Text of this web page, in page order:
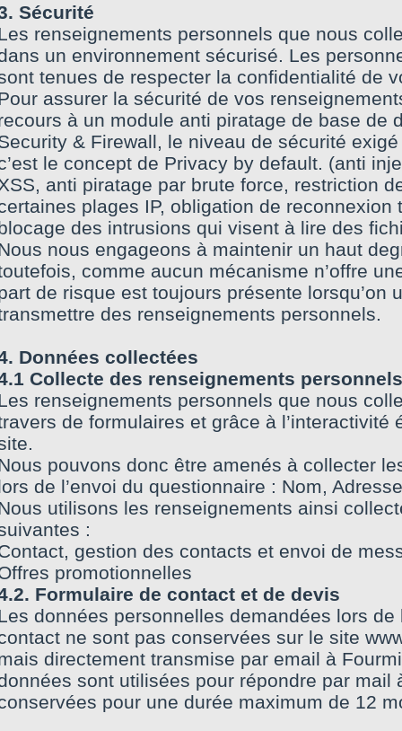
Sécurité
renseignements personnels que nous
un environnement sécurisé. Les
tenues de respecter la confidentialité de
assurer la sécurité de vos
à un module anti piratage de base de
& Firewall, le niveau de sécurité
le concept de Privacy by default. (anti
anti piratage par brute force, restriction
plages IP, obligation de reconnexion
des intrusions qui visent à lire des
nous engageons à maintenir un haut
comme aucun mécanisme n’offre
de risque est toujours présente lorsqu’on
des renseignements personnels.
Données collectées
Collecte des renseignements personnels
renseignements personnels que nous
de formulaires et grâce à l’interactivité
pouvons donc être amenés à collecter
de l’envoi du questionnaire : Nom,
utilisons les renseignements ainsi
:
gestion des contacts et envoi de
promotionnelles
Formulaire de contact et de devis
données personnelles demandées lors de
ne sont pas conservées sur le site
directement transmise par email à
sont utilisées pour répondre par mail
pour une durée maximum de 12